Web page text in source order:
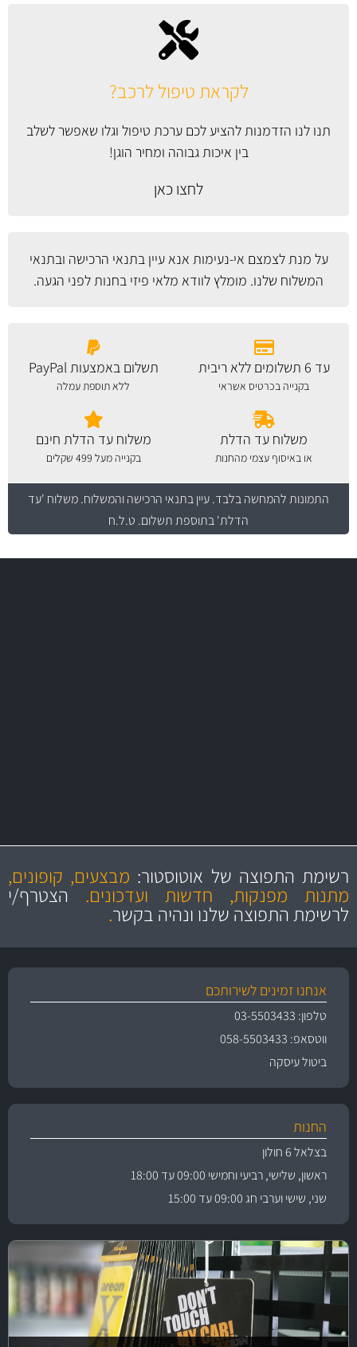
לקראת טיפול לרכב?
תנו לנו הזדמנות להציע לכם ערכת טיפול וגלו שאפשר לשלב
בין איכות גבוהה ומחיר הוגן!
לחצו כאן
על מנת לצמצם אי-נעימות אנא עייןבתנאי הרכישה ובתנאי
המשלוח שלנו. מומלץ לוודא מלאי פיזי בחנות לפני הגעה.
עד 6 תשלומים ללא ריבית
בקנייה בכרטיס אשראי
תשלום באמצעות PayPal
ללא תוספת עמלה
משלוח עד הדלת
או באיסוף עצמי מהחנות
משלוח עד הדלת חינם
בקנייה מעל 499 שקלים
התמונות להמחשה בלבד.עיין בתנאי הרכישה והמשלוח. משלוח 'עד
הדלת' בתוספת תשלום. ט.ל.ח
מקצועיות
ושירות מצויין
מחירים
הוגנים
והיצע מוצרים איכותירשימת התפוצה של אוטוסטור: מבצעים, קופונים,
מתנות מפנקות, חדשות ועדכונים. הצטרף/י
לרשימת התפוצה שלנו ונהיה בקשר.
אנחנו זמינים לשירותכם
טלפון: 03-5503433
ווטסאפ: 058-5503433
ביטול עיסקה
החנות
בצלאל 6 חולון
ראשון, שלישי, רביעי וחמישי 09:00 עד 18:00
שני, שישי וערבי חג 09:00 עד 15:00